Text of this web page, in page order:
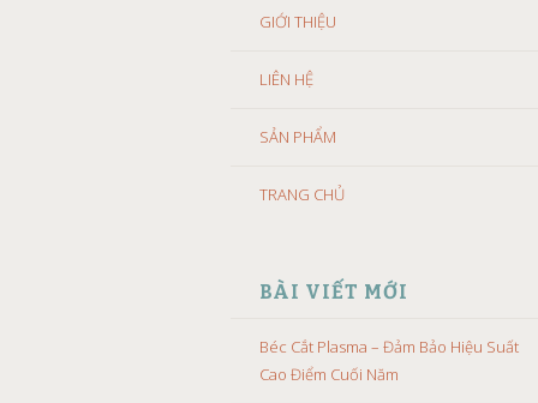
GIỚI THIỆU
LIÊN HỆ
SẢN PHẨM
TRANG CHỦ
BÀI VIẾT MỚI
Béc Cắt Plasma – Đảm Bảo Hiệu Suất
Cao Điểm Cuối Năm